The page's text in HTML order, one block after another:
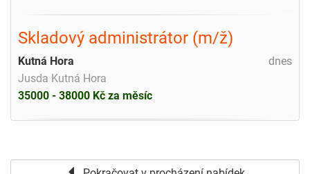
Skladový administrátor (m/ž)
dnes
Kutná Hora
Jusda Kutná Hora
35000 - 38000 Kč za měsíc